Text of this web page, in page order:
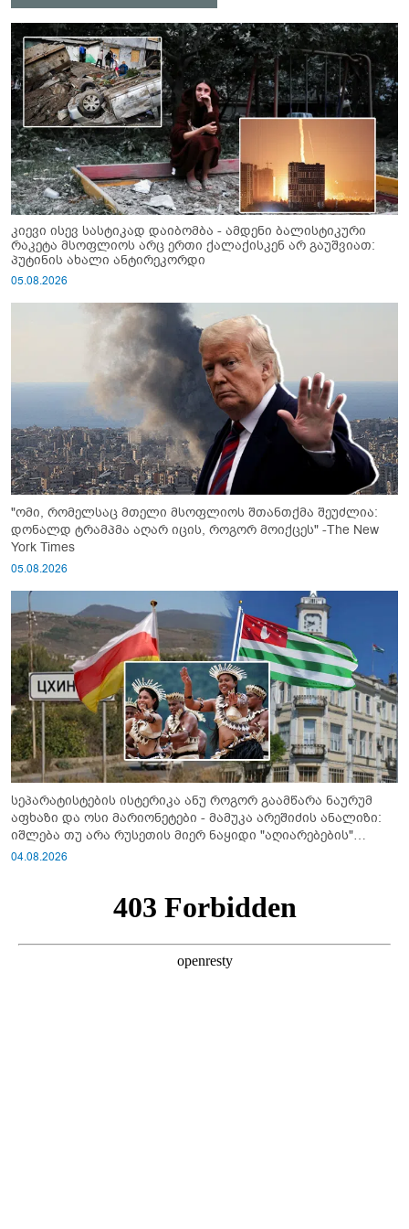
კიევი ისევ სასტიკად დაიბომბა - ამდენი ბალისტიკური
რაკეტა მსოფლიოს არც ერთი ქალაქისკენ არ გაუშვიათ:
პუტინის ახალი ანტირეკორდი
05.08.2026
"ომი, რომელსაც მთელი მსოფლიოს შთანთქმა შეუძლია:
დონალდ ტრამპმა აღარ იცის, როგორ მოიქცეს" -The New
York Times
05.08.2026
სეპარატისტების ისტერიკა ანუ როგორ გაამწარა ნაურუმ
აფხაზი და ოსი მარიონეტები - მამუკა არეშიძის ანალიზი:
იშლება თუ არა რუსეთის მიერ ნაყიდი "აღიარებების"
სისტემა?!
04.08.2026